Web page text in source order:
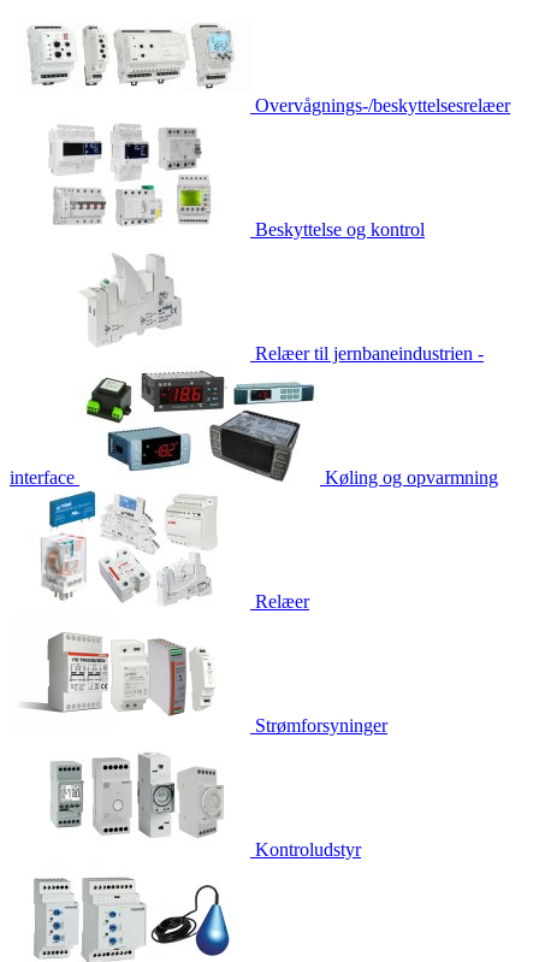
Overvågnings-/beskyttelsesrelæer
Beskyttelse og kontrol
Relæer til jernbaneindustrien -
interface Køling og opvarmning
Relæer
Strømforsyninger
Kontroludstyr